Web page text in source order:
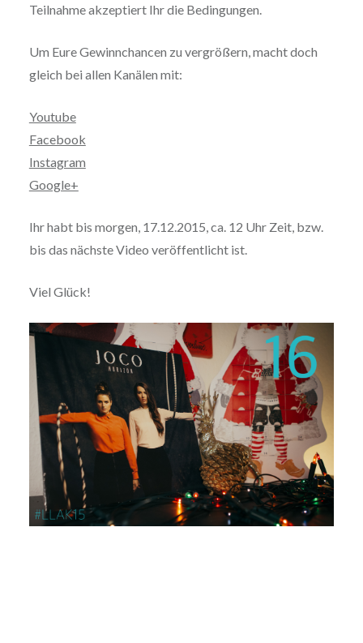
Teilnahme akzeptiert Ihr die Bedingungen.
Um Eure Gewinnchancen zu vergrößern, macht doch
gleich bei allen Kanälen mit:
Youtube
Facebook
Instagram
Google+
Ihr habt bis morgen, 17.12.2015, ca. 12 Uhr Zeit, bzw.
bis das nächste Video veröffentlicht ist.
Viel Glück!